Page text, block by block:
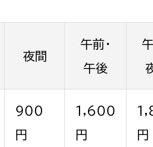
地域経済
都市基盤
市民活動・地域づくり
課
夜間
午前・
午後
900
円
1,600
円
円